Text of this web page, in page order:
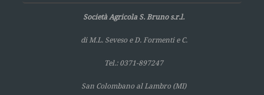
Società Agricola S. Bruno s.r.l.
di M.L. Seveso e D. Formenti e C.
Tel.: 0371-897247
San Colombano al Lambro (MI)